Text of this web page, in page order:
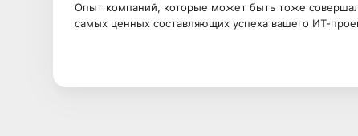
Опыт компаний, которые может быть тоже
самых ценных составляющих успеха вашего ИТ-